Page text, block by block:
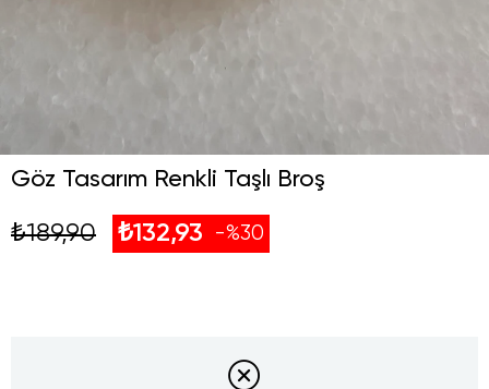
Göz Tasarım Renkli Taşlı Broş
₺189,90 ₺132,93 30